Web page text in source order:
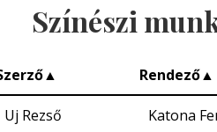
Színészi
▲ Rendező▲
Uj Rezső Katona